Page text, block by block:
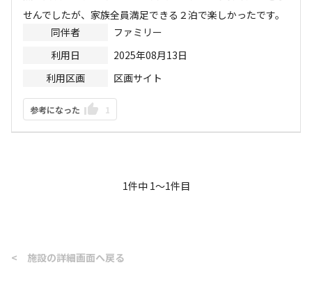
せんでしたが、家族全員満足できる２泊で楽しかったです。
同伴者
ファミリー
利用日
2025年08月13日
利用区画
区画サイト
参考になった 1
1件中 1〜1件目
< 施設の詳細画面へ戻る